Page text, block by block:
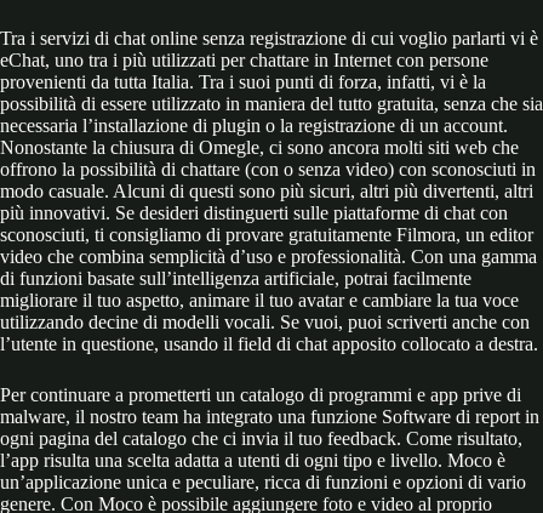
Tra i servizi di chat online senza registrazione di cui voglio parlarti vi è
eChat, uno tra i più utilizzati per chattare in Internet con persone
provenienti da tutta Italia. Tra i suoi punti di forza, infatti, vi è la
possibilità di essere utilizzato in maniera del tutto gratuita, senza che sia
necessaria l’installazione di plugin o la registrazione di un account.
Nonostante la chiusura di Omegle, ci sono ancora molti siti web che
offrono la possibilità di chattare (con o senza video) con sconosciuti in
modo casuale. Alcuni di questi sono più sicuri, altri più divertenti, altri
più innovativi. Se desideri distinguerti sulle piattaforme di chat con
sconosciuti, ti consigliamo di provare gratuitamente Filmora, un editor
video che combina semplicità d’uso e professionalità. Con una gamma
di funzioni basate sull’intelligenza artificiale, potrai facilmente
migliorare il tuo aspetto, animare il tuo avatar e cambiare la tua voce
utilizzando decine di modelli vocali. Se vuoi, puoi scriverti anche con
l’utente in questione, usando il field di chat apposito collocato a destra.
Per continuare a prometterti un catalogo di programmi e app prive di
malware, il nostro team ha integrato una funzione Software di report in
ogni pagina del catalogo che ci invia il tuo feedback. Come risultato,
l’app risulta una scelta adatta a utenti di ogni tipo e livello. Moco è
un’applicazione unica e peculiare, ricca di funzioni e opzioni di vario
genere. Con Moco è possibile aggiungere foto e video al proprio